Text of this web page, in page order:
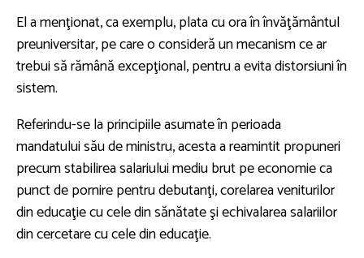
El a menţionat, ca exemplu, plata cu ora în învăţământul
preuniversitar, pe care o consideră un mecanism ce ar
trebui să rămână excepţional, pentru a evita distorsiuni în
sistem.
Referindu-se la principiile asumate în perioada
mandatului său de ministru, acesta a reamintit propuneri
precum stabilirea salariului mediu brut pe economie ca
punct de pornire pentru debutanţi, corelarea veniturilor
din educaţie cu cele din sănătate şi echivalarea salariilor
din cercetare cu cele din educaţie.